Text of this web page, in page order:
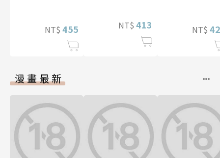
NT$ 455 NT$ 413 NT$
漫畫最新